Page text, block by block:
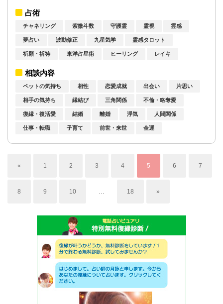
占術
チャネリング 紫微斗数 守護霊 霊視 霊感
夢占い 波動修正 九星気学 霊感タロット
祈願・祈祷 東洋占星術 ヒーリング レイキ
相談内容
ペットの気持ち 相性 恋愛成就 出会い 片思い
相手の気持ち 縁結び 三角関係 不倫・略奪愛
復縁・復活愛 結婚 離婚 浮気 人間関係
仕事・転職 子育て 前世・来世 金運
« 1 2 3 4 5 6 7
8 9 10 18 »